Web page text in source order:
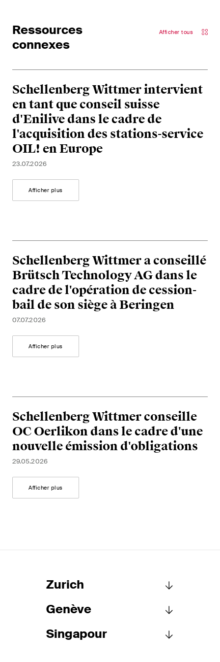
Ressources
connexes
Afficher tous
Schellenberg Wittmer intervient
en tant que conseil suisse
d'Enilive dans le cadre de
l'acquisition des stations-service
OIL! en Europe
23.07.2026
Afficher plus
Schellenberg Wittmer a conseillé
Brütsch Technology AG dans le
cadre de l'opération de cession-
bail de son siège à Beringen
07.07.2026
Afficher plus
Schellenberg Wittmer conseille
OC Oerlikon dans le cadre d'une
nouvelle émission d'obligations
29.05.2026
Afficher plus
Zurich
Schellenberg Wittmer SA
Case postale 2201
8021 Zurich
Genève
Schellenberg Wittmer SA
Singapour
rapide des litiges
de gouvernance d'entreprise.
The Board's View
Analyse concise des
principales tendances dans le
monde en pleine évolution de
la gouvernance d'entreprise
pour les membres des conseils
d'administration des sociétés
suisses.
The M&A Perspective
de fusions et acquisitions sur
les changements juridiques,
les développements
économiques et les tendances
sociétales en Suisse.
S'abonner